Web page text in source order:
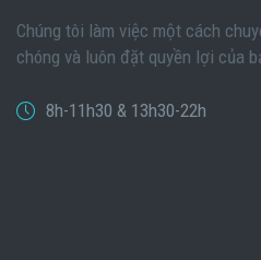
Chúng tôi làm việc một cách
chóng và luôn đặt quyền lợi của
8h-11h30 & 13h30-22h